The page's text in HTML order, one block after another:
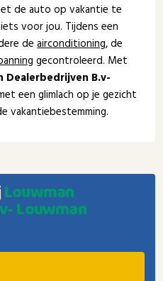
de auto op vakantie te
voor jou. Tijdens een
deairconditioning, de
gecontroleerd. Met
Dealerbedrijven B.v-
een glimlach op je gezicht
vakantiebestemming.
Louwman
Louwman